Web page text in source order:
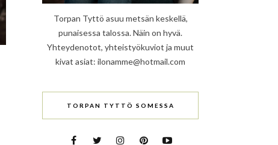
Torpan Tyttö asuu metsän keskellä,
punaisessa talossa. Näin on hyvä.
Yhteydenotot, yhteistyökuviot ja muut
kivat asiat: ilonamme@hotmail.com
TORPAN TYTTÖ SOMESSA